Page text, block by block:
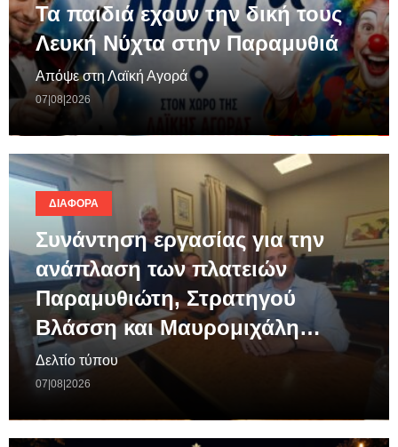
Τα παιδιά εχουν την δική τους
Λευκή Νύχτα στην Παραμυθιά
Απόψε στη Λαϊκή Αγορά
07|08|2026
ΔΙΆΦΟΡΑ
Συνάντηση εργασίας για την
ανάπλαση των πλατειών
Παραμυθιώτη, Στρατηγού
Βλάσση και Μαυρομιχάλη…
Δελτίο τύπου
07|08|2026